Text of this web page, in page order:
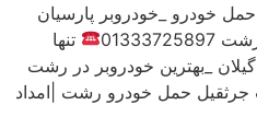
خودرو _خودروبر پارسیان
تنها
_بهترین خودروبر در رشت
حمل خودرو رشت |امداد